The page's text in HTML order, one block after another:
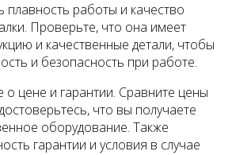
плавность работы и качество
Проверьте, что она имеет
и качественные детали, чтобы
и безопасность при работе.
о цене и гарантии. Сравните цены
что вы получаете
оборудование. Также
гарантии и условия в случае